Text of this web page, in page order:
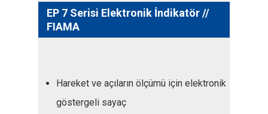
EP 7 Serisi Elektronik İndikatör //
FIAMA
Hareket ve açıların ölçümü için elektronik
göstergeli sayaç